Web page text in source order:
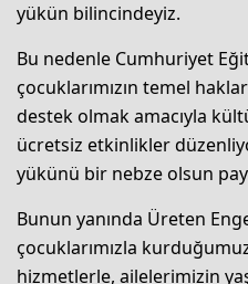
yükün bilincindeyiz.
Bu nedenle Cumhuriyet
çocuklarımızın temel
destek olmak amacıyla
ücretsiz etkinlikler
yükünü bir nebze olsun
Bunun yanında Üreten
çocuklarımızla
hizmetlerle, ailelerimizin